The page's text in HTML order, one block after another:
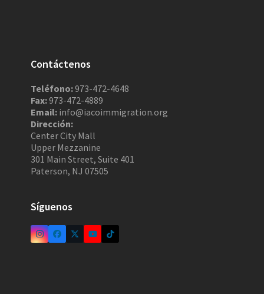
Contáctenos
Teléfono:973-472-4648
Fax:973-472-4889
Email: info@iacoimmigration.org
Dirección:
Center City Mall
Upper Mezzanine
301 Main Street, Suite 401
Paterson, NJ 07505
Síguenos